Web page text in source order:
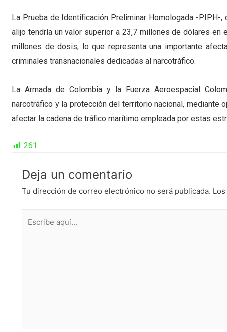
La Prueba de Identificación Preliminar Homologada -
alijo tendría un valor superior a 23,7 millones de dólares en
millones de dosis, lo que representa una importante
criminales transnacionales dedicadas al narcotráfico.
La Armada de Colombia y la Fuerza Aeroespacial
narcotráfico y la protección del territorio nacional, mediante
afectar la cadena de tráfico marítimo empleada por estas
261
Deja un comentario
Tu dirección de correo electrónico no será publicada.